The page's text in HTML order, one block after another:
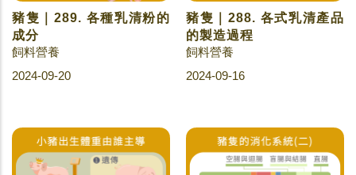
豬隻｜289. 各種乳清粉的
成分
飼料營養
2024-09-20
豬隻｜288. 各式乳清產品
的製造過程
飼料營養
2024-09-16